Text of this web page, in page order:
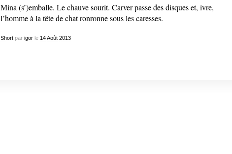
Mina (s’)emballe. Le chauve sourit. Carver passe des disques et, ivre,
l’homme à la tête de chat ronronne sous les caresses.
Shortpar igorle 14 Août 2013